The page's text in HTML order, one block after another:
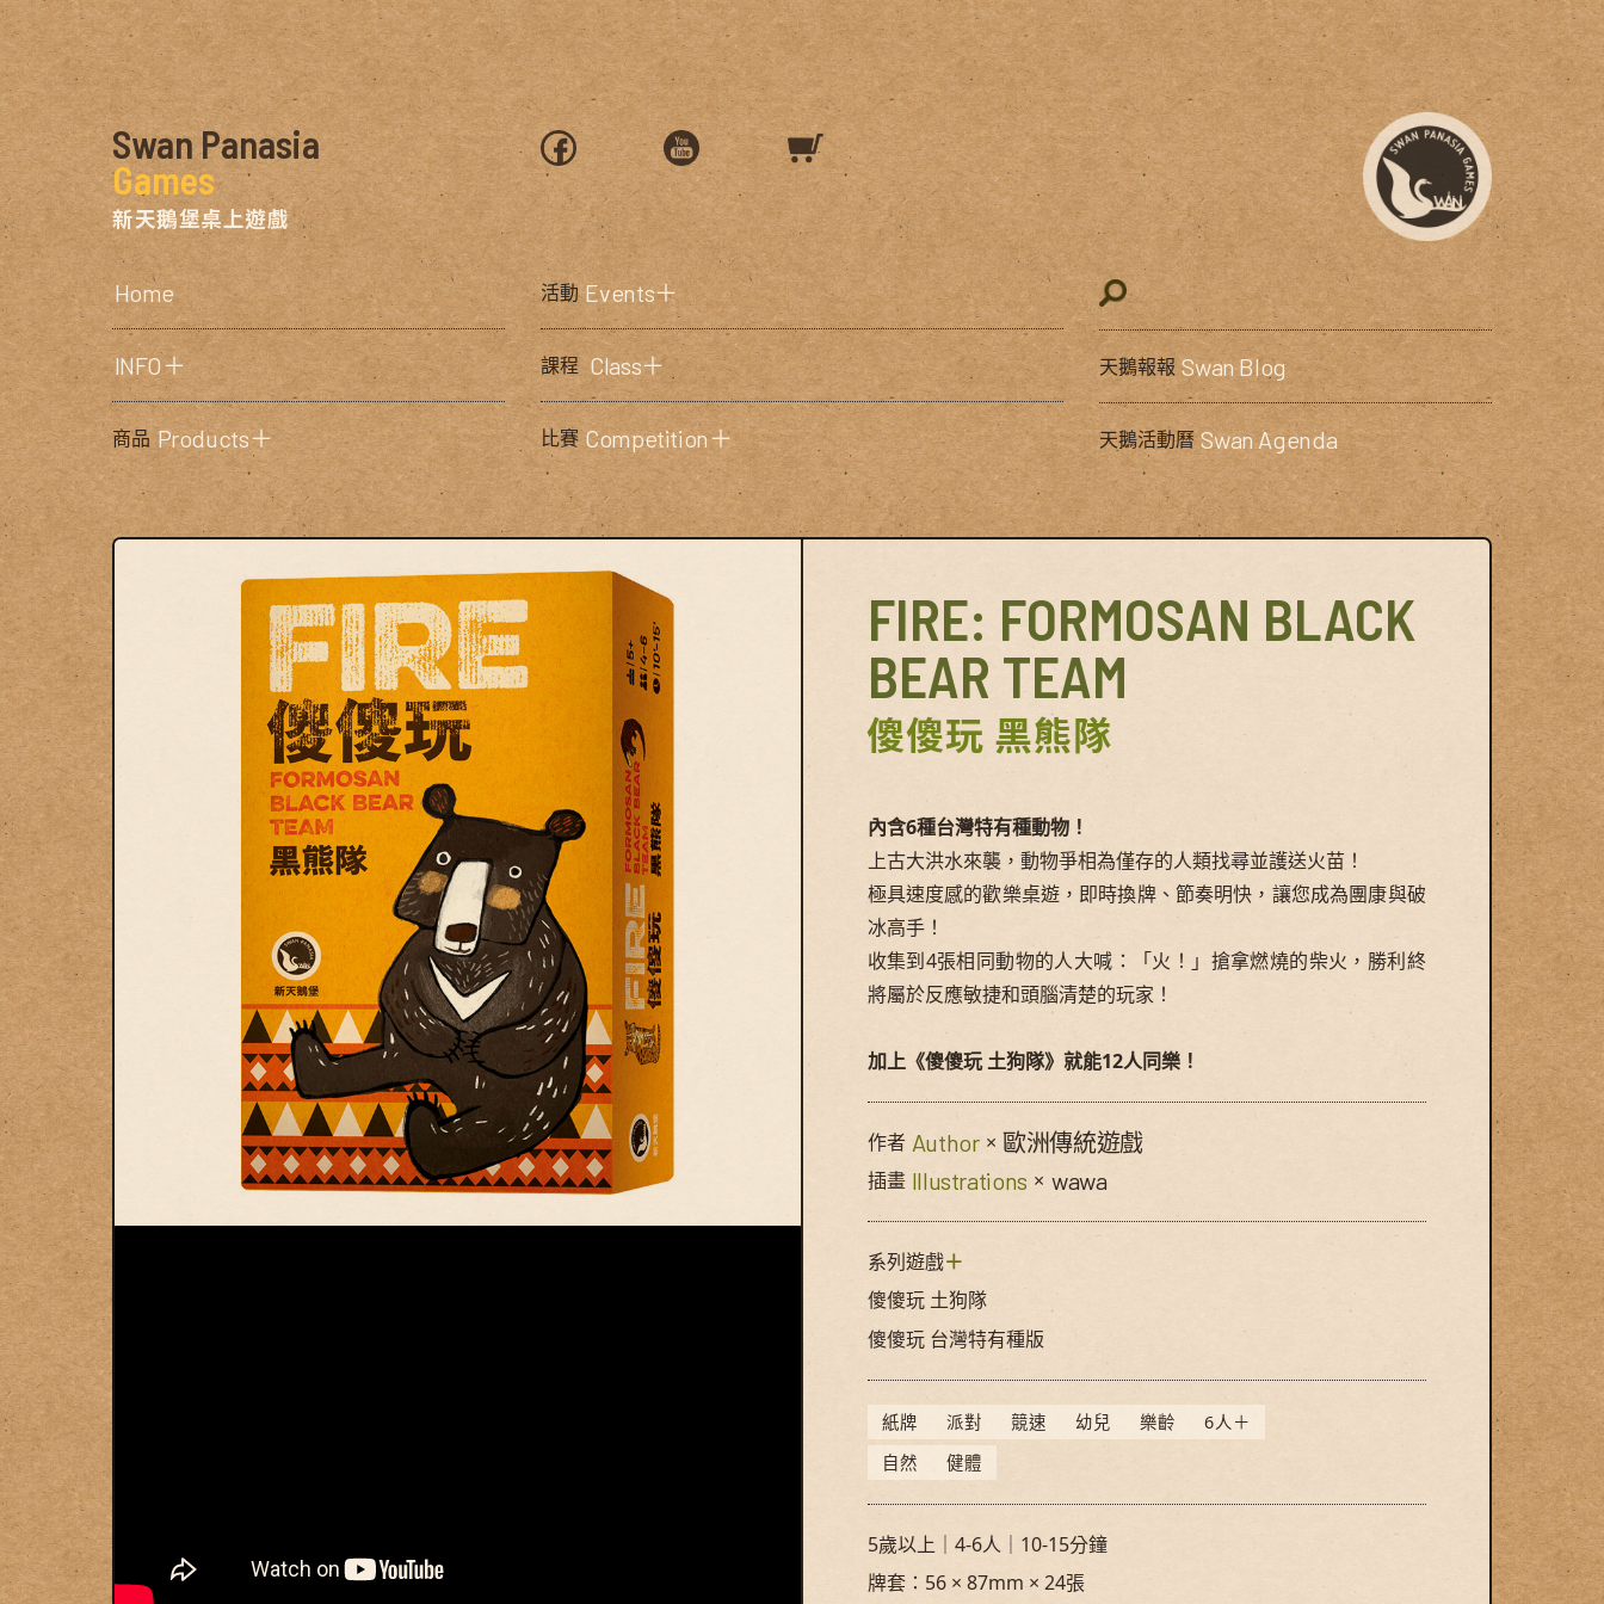
Swan Panasia
Games
新天鵝堡桌上遊戲
Home
INFO＋
商品 Products＋
活動Events＋
課程 Class＋
比賽Competition＋
天鵝報報 Swan Blog
天鵝活動曆Swan Agenda
© Swan Panasia Co., Ltd. All Rights Reserved.
FIRE: FORMOSAN BLACK
BEAR TEAM
傻傻玩 黑熊隊
內含6種台灣特有種動物！
上古大洪水來襲，動物爭相為僅存的人類找尋並護送火苗！
極具速度感的歡樂桌遊，即時換牌、節奏明快，讓您成為團康與破
冰高手！
收集到4張相同動物的人大喊：「火！」搶拿燃燒的柴火，勝利終
將屬於反應敏捷和頭腦清楚的玩家！
加上《傻傻玩 土狗隊》就能12人同樂！
作者 Author × 歐洲傳統遊戲
插畫 Illustrations × wawa
系列遊戲＋
傻傻玩 土狗隊
傻傻玩 台灣特有種版
紙牌 派對 競速 幼兒 樂齡
6人＋
自然
健體
5歲以上｜4-6人｜10-15分鐘
牌套：56 × 87mm × 24張